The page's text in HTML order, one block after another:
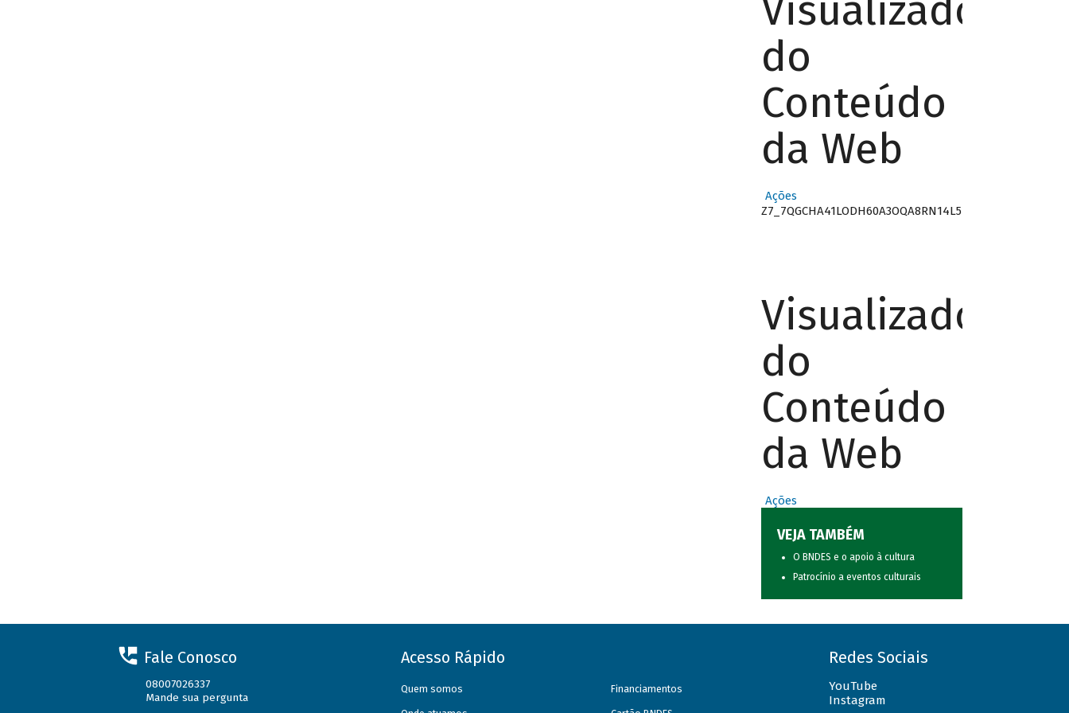
Visualizador
do
Conteúdo
da Web
Ações
Z7_7QGCHA41LODH60A3OQA8RN14L5
Visualizador
do
Conteúdo
da Web
Ações
VEJA TAMBÉM
O BNDES e o apoio à cultura
Patrocínio a eventos culturais
Fale Conosco
08007026337
Mande sua pergunta
Acesso Rápido
Quem somos Financiamentos
Redes Sociais
YouTube
Instagram